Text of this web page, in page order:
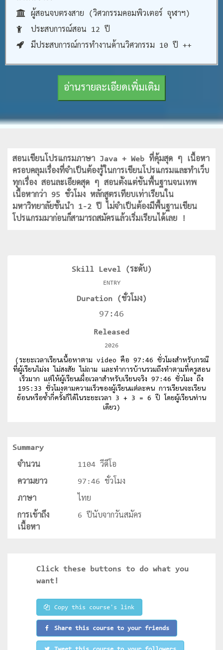
ผู้สอนจบตรงสาย (วิศวกรรมคอมพิวเตอร์ จุฬาฯ)
ประสบการณ์สอน 12 ปี
มีประสบการณ์การทำงานด้านวิศวกรรม 10 ปี ++
อ่านรายละเอียดเพิ่มเติม
สอนเขียนโปรแกรมภาษา Java + Web ที่คุ้มสุด ๆ เนื้อหา
ครอบคลุมเรื่องที่จำเป็นต้องรู้ในการเขียนโปรแกรมและทำเว็บ
ทุกเรื่อง สอนละเอียดสุด ๆ สอนตั้งแต่ขั้นพื้นฐานจนเทพ
เนื้อหากว่า 95 ชั่วโมง หลักสูตรเทียบเท่าเรียนใน
มหาวิทยาลัยชั้นนำ 1-2 ปี ไม่จำเป็นต้องมีพื้นฐานเขียน
โปรแกรมมาก่อนก็สามารถสมัครแล้วเริ่มเรียนได้เลย !
Skill Level (ระดับ)
ENTRY
Duration (ชั่วโมง)
97:46
Released
2026
(ระยะเวลาเรียนเนื้อหาตาม video คือ 97:46 ชั่วโมงสำหรับกรณี
ที่ผู้เรียนไม่งง ไม่สงสัย ไม่ถาม และทำการบ้านรวมถึงทำตามที่ครูสอน
เร็วมาก แต่ให้ผู้เรียนเผื่อเวลาสำหรับเรียนจริง 97:46 ชั่วโมง ถึง
195:33 ชั่วโมงตามความเร็วของผู้เรียนแต่ละคน การเรียนจะเรียน
ย้อนหรือซ้ำกี่ครั้งก็ได้ในระยะเวลา 3 + 3 = 6 ปี โดยผู้เรียนท่าน
เดียว)
Summary
จำนวน 1104 วีดีโอ
ความยาว 97:46 ชั่วโมง
ภาษา ไทย
การเข้าถึง
เนื้อหา
6 ปีนับจากวันสมัคร
Click these buttons to do what you
want!
Copy this course's link
Share this course to your friends